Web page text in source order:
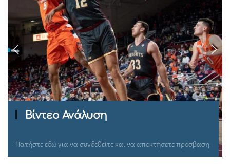
Ομιλίες Σεμιναρίων
Πατήστε εδώ για να συνδεθείτε και να αποκτήσετε πρόσβαση.